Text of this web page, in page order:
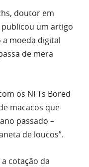
doutor em
publicou um artigo
moeda digital
de mera
os NFTs Bored
macacos que
passado –
de loucos”.
cotação da